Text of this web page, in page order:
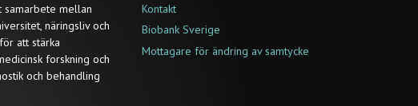
samarbete mellan
näringsliv och
att stärka
forskning och
och behandling
Kontakt
Biobank Sverige
Mottagare för ändring av samtycke